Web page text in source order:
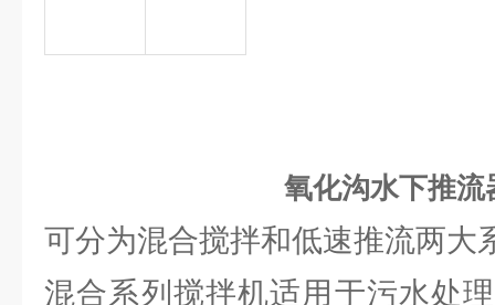
氧化沟水下推流
可分为混合搅拌和低速推流两
混合系列搅拌机适用于污水处